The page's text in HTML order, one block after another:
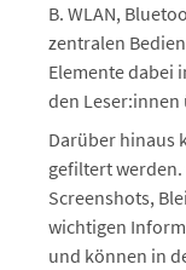
B. WLAN,
zentralen
Elemente dabei
den Leser:innen
Darüber hinaus
gefiltert
Screenshots,
wichtigen
und können in